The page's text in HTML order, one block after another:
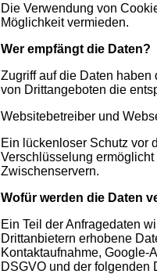
Die Verwendung von
Möglichkeit vermieden.
Wer empfängt die Daten?
Zugriff auf die Daten haben
von Drittangeboten die
Websitebetreiber und
Ein lückenloser Schutz vor
Verschlüsselung
Zwischenservern.
Wofür werden die Daten
Ein Teil der Anfragedaten
Drittanbietern erhobene
Kontaktaufnahme, Google-
DSGVO und der folgenden